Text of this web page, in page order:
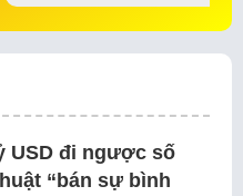
tin thị trường bắt…
USD đi ngược số
“bán sự bình